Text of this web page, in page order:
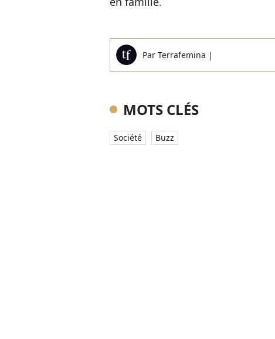
Par Terrafemina |
MOTS CLÉS
Société Buzz